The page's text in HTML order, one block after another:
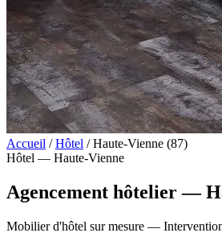
Accueil / Hôtel / Haute-Vienne (87)
Hôtel — Haute-Vienne
Agencement hôtelier —
Mobilier d'hôtel sur mesure —